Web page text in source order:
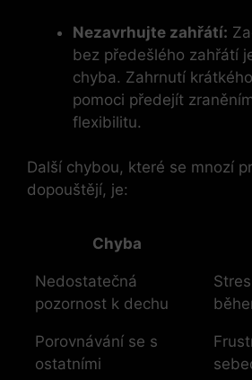
Nezavrhujte zahřátí:
bez předešlého zahřátí
chyba. Zahrnutí
pomoci předejít
flexibilitu.
Další chybou, které se mnozí
dopouštějí, je:
Chyba
Nedostatečná
pozornost k dechu
Porovnávání se s
ostatními